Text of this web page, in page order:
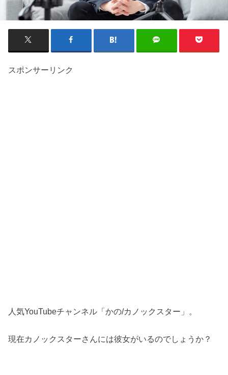
スポンサーリンク
人気YouTubeチャンネル「かの/カノックスター」。
現在カノックスターさんには彼女がいるのでしょうか？